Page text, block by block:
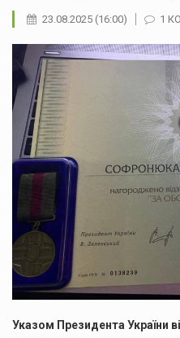
23.08.2025 (16:00) 1
Указом Президента України